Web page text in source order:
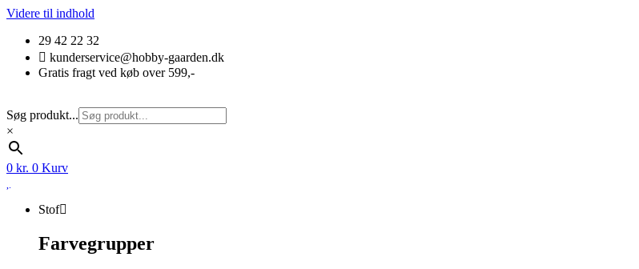
Videre til indhold
29 42 22 32
kunderservice@hobby-gaarden.dk
Gratis fragt ved køb over 599,-
Søg produkt...
×
0 kr. 0 Kurv
Stof
Farvegrupper